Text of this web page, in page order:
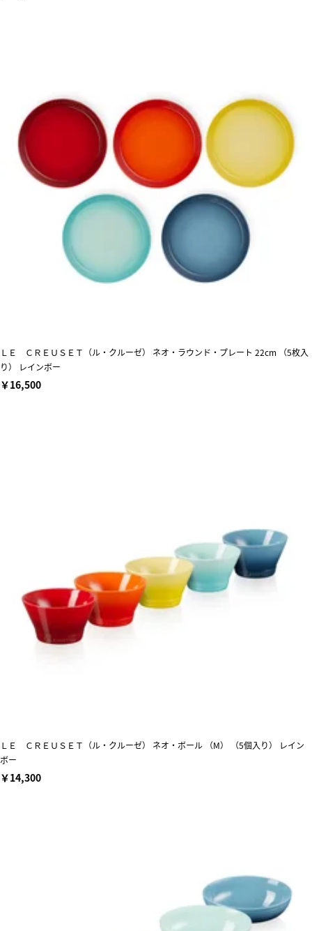
ＬＥ ＣＲＥＵＳＥＴ（ル・クルーゼ） ネオ・ラウンド・プレート 22cm （5枚入
り） レインボー
￥16,500
ＬＥ ＣＲＥＵＳＥＴ（ル・クルーゼ） ネオ・ボール （M） （5個入り） レイン
ボー
￥14,300